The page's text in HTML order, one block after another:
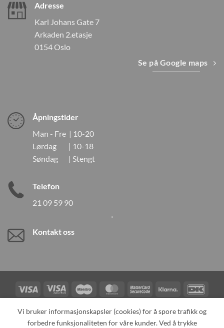
Adresse
Karl Johans Gate 7
Arkaden 2.etasje
0154 Oslo
Se på Google maps
Åpningstider
Man - Fre | 10-20
Lørdag | 10-18
Søndag | Stengt
Telefon
21 09 59 90
Kontakt oss
Visa
Visa
Electron
Maestro MasterCardMasterCard
2
Klarna
Card
TILBAKEKALLINGER KONTAKT OSS OM OSS
Vi bruker informasjonskapsler (cookies) for å spore trafikk og
forbedre funksjonaliteten for våre kunder. Ved å trykke